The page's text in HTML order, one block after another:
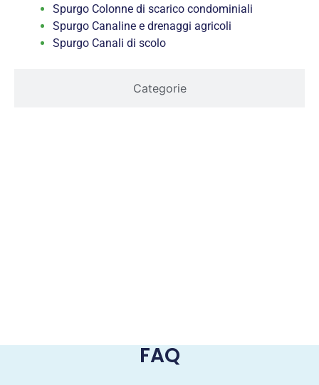
Categorie
Spurgo Colonne di scarico condominiali
Spurgo Canaline e drenaggi agricoli
Spurgo Canali di scolo
FAQ